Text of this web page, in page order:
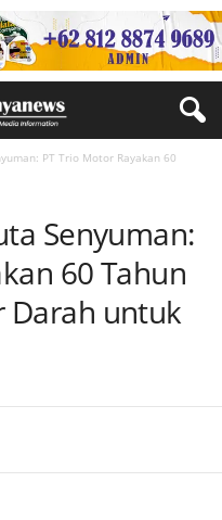
PT Trio Motor Rayakan 60
Senyuman:
60 Tahun
Darah untuk